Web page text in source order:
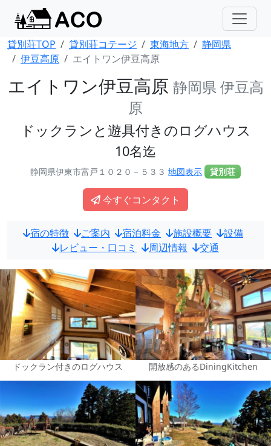
貸別荘TOP 貸別荘コテージ 東海地方
静岡県
伊豆高原
エイトワン伊豆高原
エイトワン伊豆高原 静岡県 伊豆高
原
ドックランと遊具付きのログハウス
10名迄
静岡県伊東市富戸１０２０－５３３地図表示 貸別荘
今すぐコンタクト
宿の特徴 ご案内 宿泊料金 施設概要
設備
レビュー・口コミ
周辺情報 交通
ドックラン付きのログハウス 開放感のあるDiningKitchen